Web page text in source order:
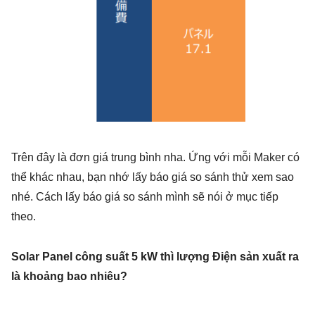
Trên đây là đơn giá trung bình nha. Ứng với mỗi Maker có
thể khác nhau, bạn nhớ lấy báo giá so sánh thử xem sao
nhé. Cách lấy báo giá so sánh mình sẽ nói ở mục tiếp
theo.
Solar Panel công suất 5 kW thì lượng Điện sản xuất ra
là khoảng bao nhiêu?